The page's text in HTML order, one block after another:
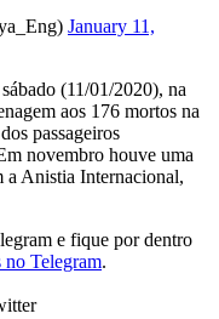
January 11,
(11/01/2020), na
aos 176 mortos na
passageiros
novembro houve uma
a Anistia Internacional,
e fique por dentro
no Telegram.